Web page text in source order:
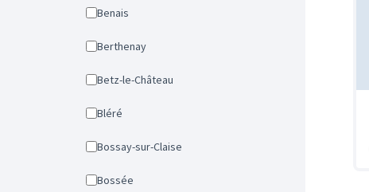
Benais
Berthenay
Betz-le-Château
Bléré
Bossay-sur-Claise
Bossée